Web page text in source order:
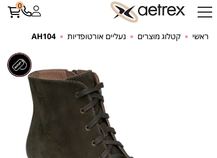
0
ראשי קטלוג מוצרים נעליים אורטופדיות AH104